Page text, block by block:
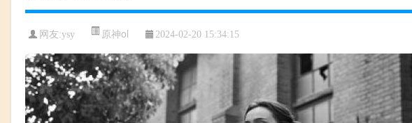
网友:ysy 原神ol 2024-02-20 15:34:15